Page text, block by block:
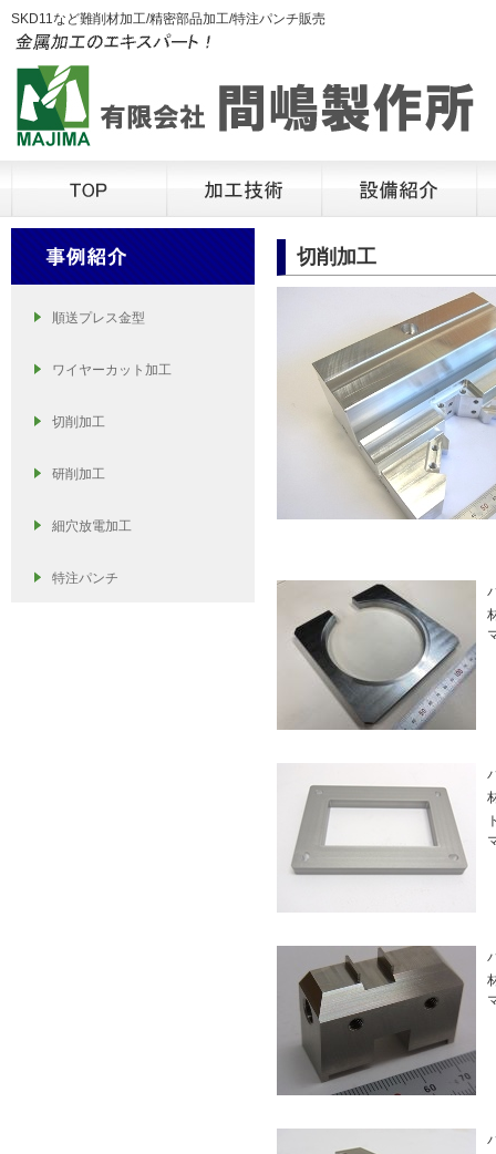
SKD11など難削材加工/精密部品加工/特注パンチ販売
切削加工
順送プレス金型
ワイヤーカット加工
切削加工
研削加工
細穴放電加工
特注パンチ